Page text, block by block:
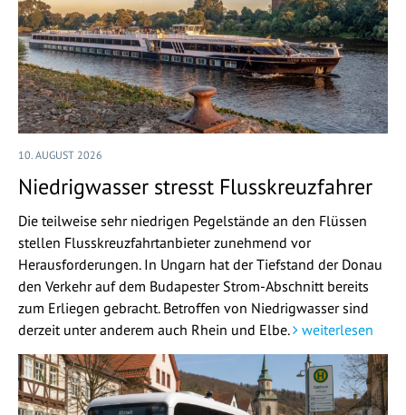
10. AUGUST 2026
Niedrigwasser stresst Flusskreuzfahrer
Die teilweise sehr niedrigen Pegelstände an den Flüssen
stellen Flusskreuzfahrtanbieter zunehmend vor
Herausforderungen. In Ungarn hat der Tiefstand der Donau
den Verkehr auf dem Budapester Strom-Abschnitt bereits
zum Erliegen gebracht. Betroffen von Niedrigwasser sind
derzeit unter anderem auch Rhein und Elbe.
weiterlesen